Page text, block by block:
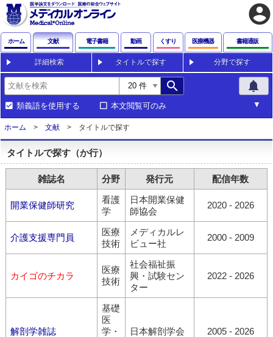
account_circle
ホーム 文献 電子書籍 動画 くすり 医療機器 書籍通販
詳細検索 タイトルで探す 分野で探す
search notifications
類義語を使用する 本文閲覧可のみ
ホーム 文献 タイトルで探す
タイトルで探す（か行）
雑誌名 分野 発行元 配信年数
開業保健師研究
看護
学
日本開業保健
師協会
2020 - 2026
介護支援専門員
医療
技術
メディカルレ
ビュー社
2000 - 2009
カイゴのチカラ
医療
技術
社会福祉振
興・試験セン
ター
2022 - 2026
解剖学雑誌
基礎
医
学・
日本解剖学会 2005 - 2026